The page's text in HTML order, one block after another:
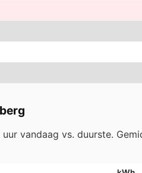
vandaag vs. duurste.